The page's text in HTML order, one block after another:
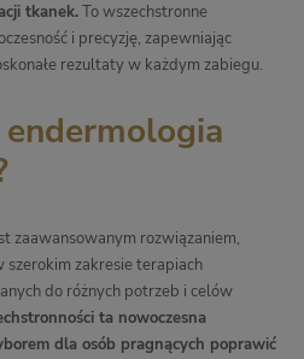
tkanek.To wszechstronne
i precyzję, zapewniając
rezultaty w każdym zabiegu.
zaawansowanym rozwiązaniem,
szerokim zakresie terapiach
do różnych potrzeb i celów
ta nowoczesna
dla osób pragnących poprawić